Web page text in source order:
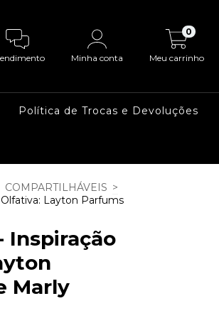
Minha conta Meu carrinho
0
Política de Trocas e Devoluções
COMPARTILHÁVEIS >
Layton Parfums
Inspiração
Marly